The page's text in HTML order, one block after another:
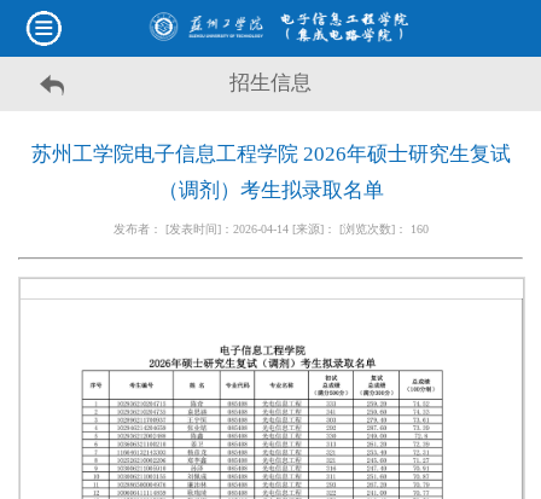
招生信息
苏州工学院电子信息工程学院 2026年硕士研究生复试
（调剂）考生拟录取名单
发布者： [发表时间]：2026-04-14 [来源]： [浏览次数]： 160